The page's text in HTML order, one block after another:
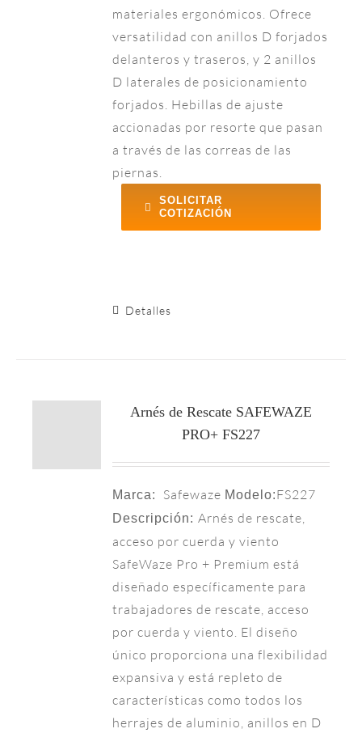
materiales ergonómicos. Ofrece
versatilidad con anillos D forjados
delanteros y traseros, y 2 anillos
D laterales de posicionamiento
forjados. Hebillas de ajuste
accionadas por resorte que pasan
a través de las correas de las
piernas.
SOLICITAR
COTIZACIÓN
Detalles
Arnés de Rescate SAFEWAZE
PRO+ FS227
Marca: Safewaze Modelo:FS227
Descripción:Arnés de rescate,
acceso por cuerda y viento
SafeWaze Pro + Premium está
diseñado específicamente para
trabajadores de rescate, acceso
por cuerda y viento. El diseño
único proporciona una flexibilidad
expansiva y está repleto de
características como todos los
herrajes de aluminio, anillos en D